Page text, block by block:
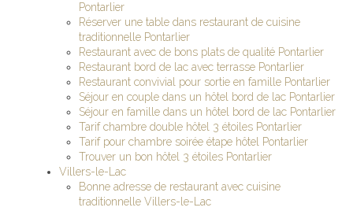
Pontarlier
Réserver une table dans restaurant de cuisine
traditionnelle Pontarlier
Restaurant avec de bons plats de qualité Pontarlier
Restaurant bord de lac avec terrasse Pontarlier
Restaurant convivial pour sortie en famille Pontarlier
Séjour en couple dans un hôtel bord de lac Pontarlier
Séjour en famille dans un hôtel bord de lac Pontarlier
Tarif chambre double hôtel 3 étoiles Pontarlier
Tarif pour chambre soirée étape hôtel Pontarlier
Trouver un bon hôtel 3 étoiles Pontarlier
Villers-le-Lac
Bonne adresse de restaurant avec cuisine
traditionnelle Villers-le-Lac